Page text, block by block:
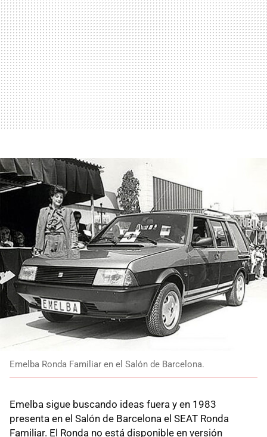
Emelba Ronda Familiar en el Salón de Barcelona.
Emelba sigue buscando ideas fuera y en 1983
presenta en el Salón de Barcelona el SEAT Ronda
Familiar. El Ronda no está disponible en versión